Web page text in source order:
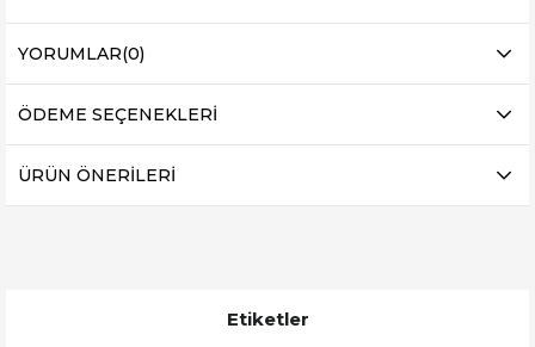
YORUMLAR(0)
ÖDEME SEÇENEKLERI
ÜRÜN ÖNERILERI
Etiketler